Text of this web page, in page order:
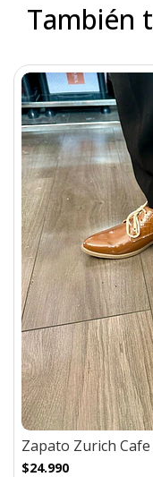
También
Zapato Zurich
$24.990